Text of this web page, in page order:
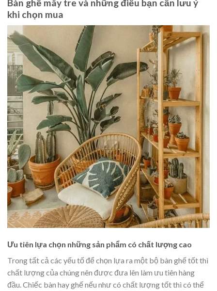
Bàn ghế mây tre và những điều bạn cần lưu ý
khi chọn mua
Ưu tiên lựa chọn những sản phẩm có chất lượng cao
Trong tất cả các yếu tố để chọn lựa ra một bộ bàn ghế tốt thì
chất lượng của chúng nên được đưa lên làm ưu tiên hàng
đầu. Chiếc bàn hay ghế nếu như có chất lượng tốt thì có thể